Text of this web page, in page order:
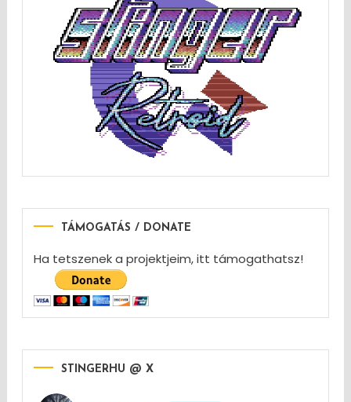
TÁMOGATÁS / DONATE
Ha tetszenek a projektjeim, itt támogathatsz!
STINGERHU @ X